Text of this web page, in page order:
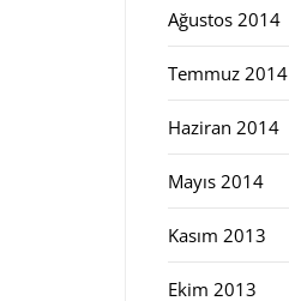
Ağustos 2014
Temmuz 2014
Haziran 2014
Mayıs 2014
Kasım 2013
Ekim 2013